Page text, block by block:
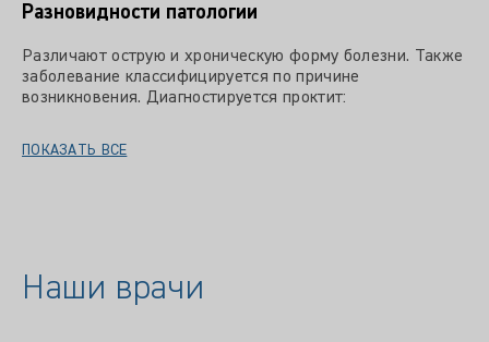
Разновидности патологии
Различают острую и хроническую форму болезни. Также
заболевание классифицируется по причине
возникновения. Диагностируется проктит:
ПОКАЗАТЬ ВСЕ
Наши врачи